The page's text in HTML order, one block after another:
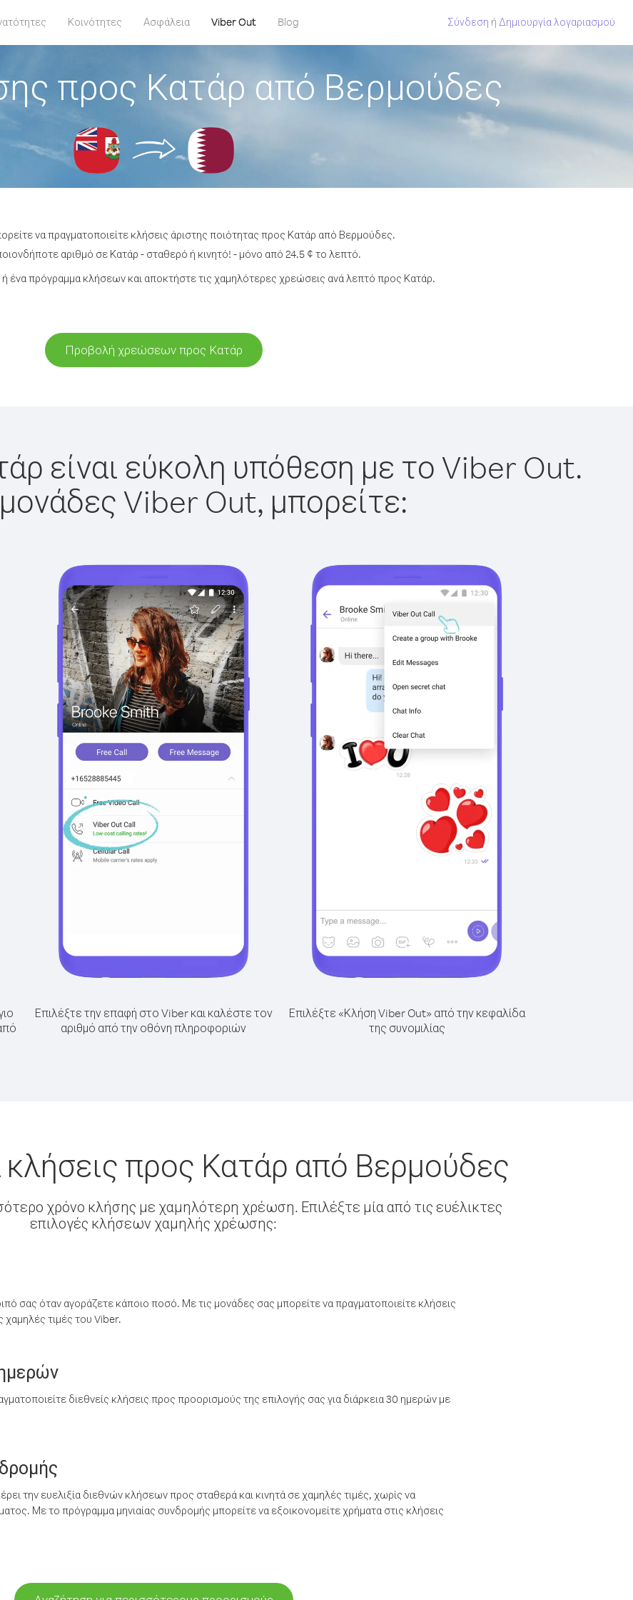
Κοινότητες Ασφάλεια Viber Out Blog Σύνδεση ή Δημιουργία λογαριασμού
προς Κατάρ από Βερμούδες
να πραγματοποιείτε κλήσεις άριστης ποιότητας προς Κατάρ από Βερμούδες.
αριθμό σε Κατάρ - σταθερό ή κινητό! - μόνο από 24.5 ¢ το λεπτό.
ένα πρόγραμμα κλήσεων και αποκτήστε τις χαμηλότερες χρεώσεις ανά λεπτό προς Κατάρ.
Προβολή χρεώσεων προς Κατάρ
είναι εύκολη υπόθεση με το Viber Out.
Viber Out, μπορείτε:
Επιλέξτε την επαφή στο Viber και καλέστε τον
αριθμό από την οθόνη πληροφοριών
Επιλέξτε «Κλήση Viber Out» από την κεφαλίδα
της συνομιλίας
κλήσεις προς Κατάρ από Βερμούδες
χρόνο κλήσης με χαμηλότερη χρέωση. Επιλέξτε μία από τις ευέλικτες
επιλογές κλήσεων χαμηλής χρέωσης:
σας όταν αγοράζετε κάποιο ποσό. Με τις μονάδες σας μπορείτε να πραγματοποιείτε κλήσεις
τιμές του Viber.
διεθνείς κλήσεις προς προορισμούς της επιλογής σας για διάρκεια 30 ημερών με
την ευελιξία διεθνών κλήσεων προς σταθερά και κινητά σε χαμηλές τιμές, χωρίς να
Με το πρόγραμμα μηνιαίας συνδρομής μπορείτε να εξοικονομείτε χρήματα στις κλήσεις